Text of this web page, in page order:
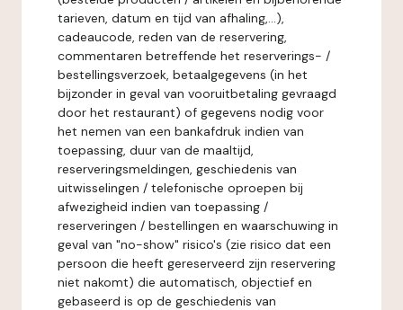
tarieven, datum en tijd van afhaling,...),
cadeaucode, reden van de reservering,
commentaren betreffende het reserverings- /
bestellingsverzoek, betaalgegevens (in het
bijzonder in geval van vooruitbetaling gevraagd
door het restaurant) of gegevens nodig voor
het nemen van een bankafdruk indien van
toepassing, duur van de maaltijd,
reserveringsmeldingen, geschiedenis van
uitwisselingen / telefonische oproepen bij
afwezigheid indien van toepassing /
reserveringen / bestellingen en waarschuwing in
geval van "no-show" risico's (zie risico dat een
persoon die heeft gereserveerd zijn reservering
niet nakomt) die automatisch, objectief en
gebaseerd is op de geschiedenis van